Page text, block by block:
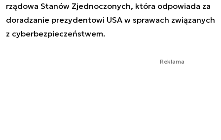
rządowa Stanów Zjednoczonych, która odpowiada za
doradzanie prezydentowi USA w sprawach związanych
z cyberbezpieczeństwem.
Reklama